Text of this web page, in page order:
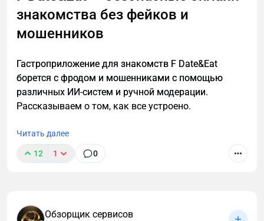
знакомства без фейков и
мошенников
Гастроприложение для знакомств F Date&Eat
борется с фродом и мошенниками с помощью
различных ИИ-систем и ручной модерации.
Рассказываем о том, как все устроено.
Читать далее
12 1 0
Обзорщик сервисов